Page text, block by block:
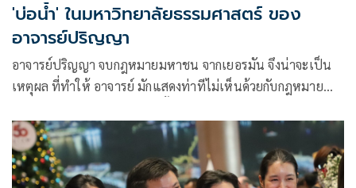
'บ่อน้ำ' ในมหาวิทยาลัยธรรมศาสตร์ ของ
อาจารย์ปริญญา
อาจารย์ปริญญา จบกฎหมายมหาชน จากเยอรมัน จึงน่าจะเป็น
เหตุผล ที่ทำให้ อาจารย์ มักแสดงท่าทีไม่เห็นด้วยกับกฎหมาย
ไทยทำผิด ก็